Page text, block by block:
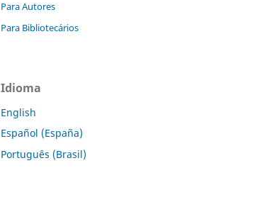
Para Autores
Para Bibliotecários
Idioma
English
Español (España)
Português (Brasil)